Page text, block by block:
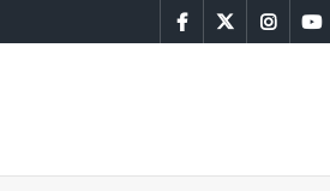
facebook
twitter